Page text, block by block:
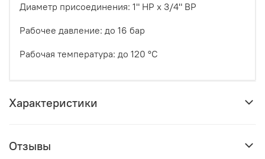
Диаметр присоединения: 1" НР х 3/4" ВР
Рабочее давление: до 16 бар
Рабочая температура: до 120 °C
Характеристики
Отзывы